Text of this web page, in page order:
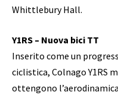
Whittlebury Hall.
Y1RS – Nuova bici TT
Inserito come un
ciclistica, Colnago Y1RS
ottengono